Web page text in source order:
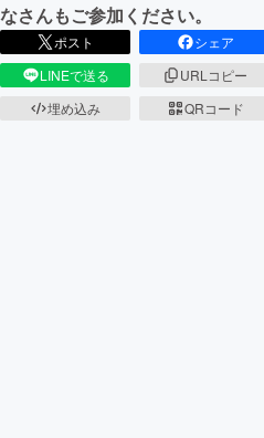
なさんもご参加ください。
ポスト
シェア
LINEで送る
URLコピー
埋め込み
QRコード